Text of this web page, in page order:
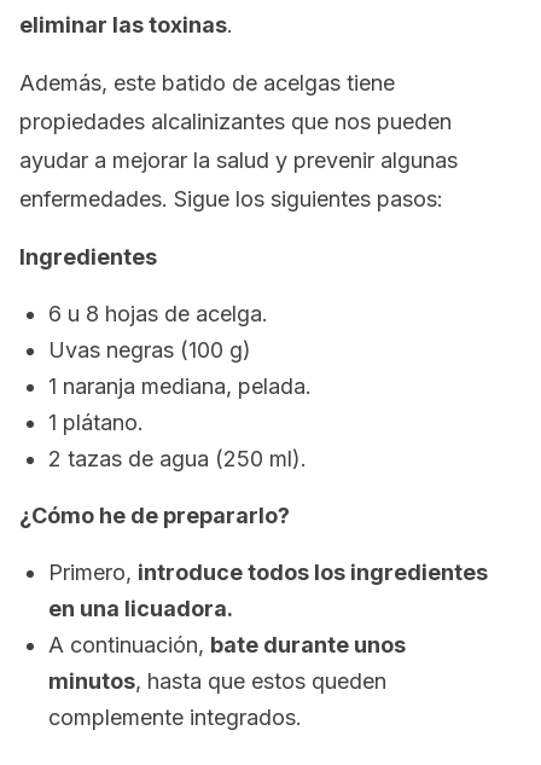
eliminar las toxinas.
Además, este batido de acelgas tiene
propiedades alcalinizantes que nos pueden
ayudar a mejorar la salud y prevenir algunas
enfermedades. Sigue los siguientes pasos:
Ingredientes
6 u 8 hojas de acelga.
Uvas negras (100 g)
1 naranja mediana, pelada.
1 plátano.
2 tazas de agua (250 ml).
¿Cómo he de prepararlo?
Primero, introduce todos los ingredientes
en una licuadora.
A continuación, bate durante unos
minutos, hasta que estos queden
complemente integrados.